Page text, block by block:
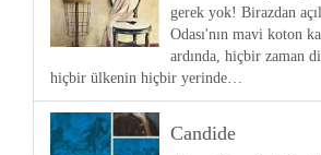
gerek yok! Birazdan
Odası'nın mavi koton
ardında, hiçbir zaman
hiçbir ülkenin hiçbir yerinde…
Candide